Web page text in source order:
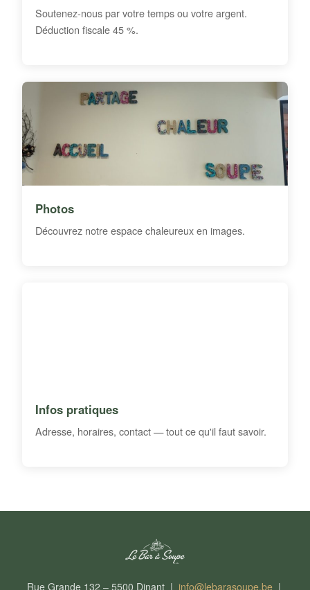
Soutenez-nous par votre temps ou votre argent.
Déduction fiscale 45 %.
Photos
Découvrez notre espace chaleureux en images.
Infos pratiques
Adresse, horaires, contact — tout ce qu'il faut savoir.
Rue Grande 132 – 5500 Dinant | info@lebarasoupe.be|